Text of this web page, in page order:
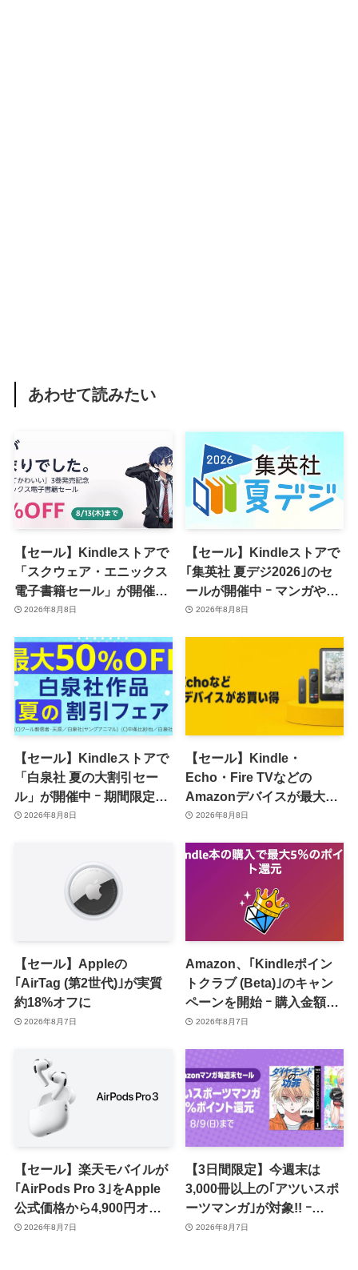
あわせて読みたい
【セール】Kindleストアで
「スクウェア・エニックス
電子書籍セール」が開催中
ｰ コミックやゲーム関連書
2026年8月8日
【セール】Kindleストアで
｢集英社 夏デジ2026｣のセ
ールが開催中 ｰ マンガや写
真集など1,000冊以上が
2026年8月8日
【セール】Kindleストアで
「白泉社 夏の大割引セー
ル」が開催中 ｰ 期間限定
70％オフや全巻50％オフな
2026年8月8日
【セール】Kindle・
Echo・Fire TVなどの
Amazonデバイスが最大
31%オフに
2026年8月8日
【セール】Appleの
｢AirTag (第2世代)｣が実質
約18%オフに
2026年8月7日
Amazon、｢Kindleポイン
トクラブ (Beta)｣のキャン
ペーンを開始 ｰ 購入金額に
応じて来月のポイント還元
2026年8月7日
【セール】楽天モバイルが
｢AirPods Pro 3｣をApple
公式価格から4,900円オフ
で販売中
2026年8月7日
【3日間限定】今週末は
3,000冊以上の｢アツいスポ
ーツマンガ｣が対象!! ｰ
｢Amazonマンガ毎週末セ
2026年8月7日